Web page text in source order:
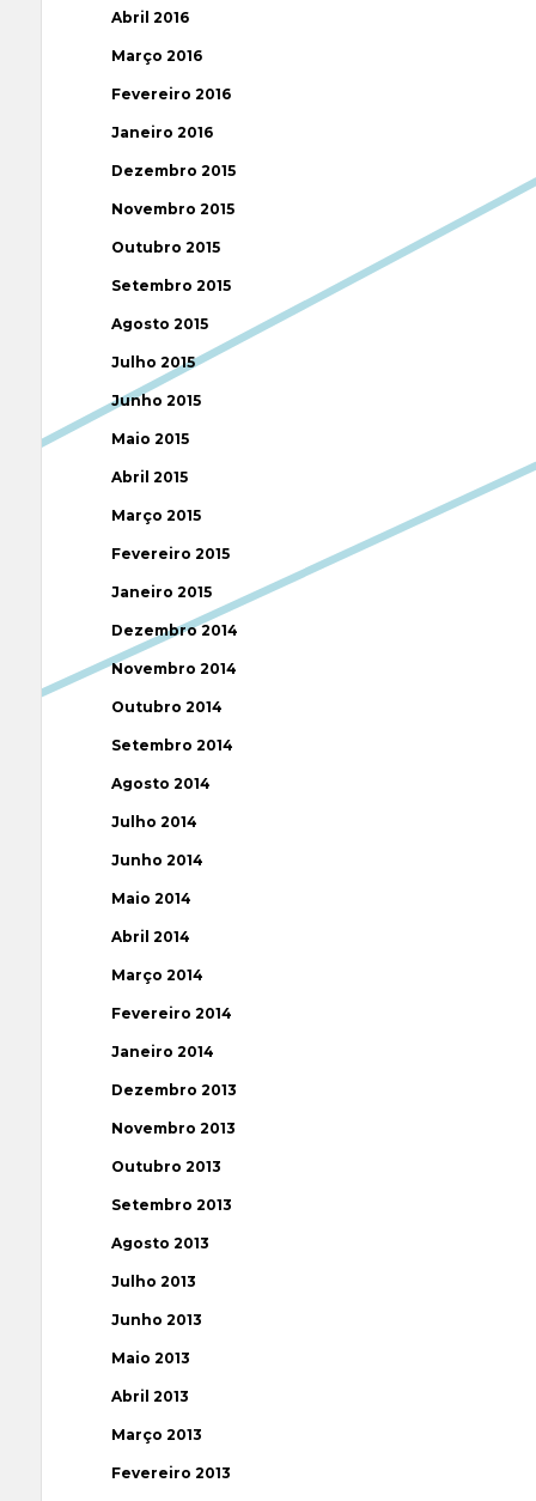
Abril 2016
Março 2016
Fevereiro 2016
Janeiro 2016
Dezembro 2015
Novembro 2015
Outubro 2015
Setembro 2015
Agosto 2015
Julho 2015
Junho 2015
Maio 2015
Abril 2015
Março 2015
Fevereiro 2015
Janeiro 2015
Dezembro 2014
Novembro 2014
Outubro 2014
Setembro 2014
Agosto 2014
Julho 2014
Junho 2014
Maio 2014
Abril 2014
Março 2014
Fevereiro 2014
Janeiro 2014
Dezembro 2013
Novembro 2013
Outubro 2013
Setembro 2013
Agosto 2013
Julho 2013
Junho 2013
Maio 2013
Abril 2013
Março 2013
Fevereiro 2013